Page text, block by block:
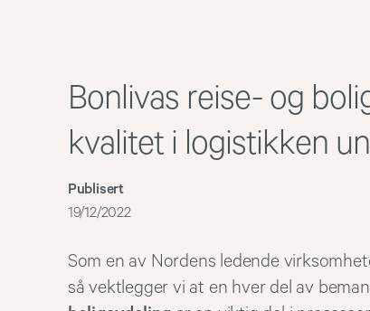
Bonlivas reise- og
kvalitet i logistikken
Publisert
19/12/2022
Som en av Nordens ledende
så vektlegger vi at en hver del av